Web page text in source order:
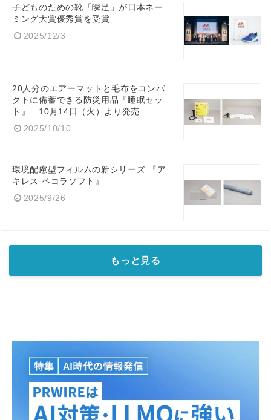
子どものための靴「瞬足」が日本ネー
ミング大賞優秀賞を受賞
2025/12/3
20人分のエアーマットと毛布をコンパ
クトに備蓄できる防災用品『睡眠セッ
ト』 10月14日（火）より発売
2025/10/10
環境配慮型フィルムの新シリーズ 『ア
キレス ペコラソフト』
2025/9/26
もっと見る